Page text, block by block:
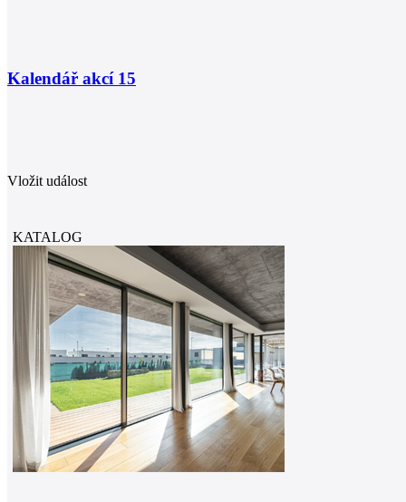
Kalendář akcí 15
Vložit událost
KATALOG